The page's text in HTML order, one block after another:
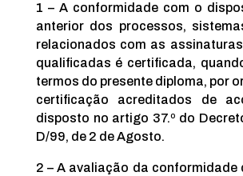
1 – A conformidade com o
anterior dos processos,
relacionados com as
qualificadas é certificada,
termos do presente diploma, por
certificação acreditados de
disposto no artigo 37.º do
D/99, de 2 de Agosto.
2 – A avaliação da conformidade